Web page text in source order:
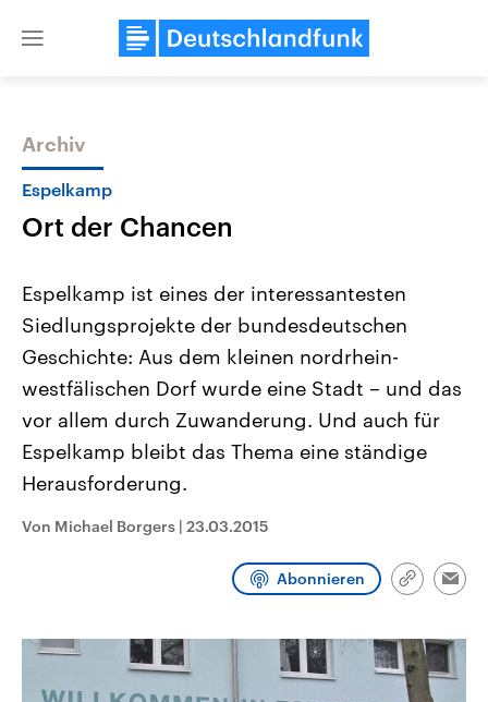
Close
Themen
Landtagswahl Sachsen-Anhalt
2026
Alle Informationen
Sachsen-Anhalt wählt am 6.
September 2026 einen neuen
Landtag. Seit 2021 wird das
Bundesland von einer Koalition aus
Umfragen, Prognosen,
Wahlprogramme, aktuelle Berichte
und Kandidaten der anstehenden
USA
Aktuelle Beiträge,
Hintergründe
Wirtschaftlich und
gehören die Vereinigten
den mächtigsten Ländern
Archiv
Espelkamp
Ort der Chancen
Espelkamp ist eines der interessantesten
Siedlungsprojekte der bundesdeutschen
Geschichte: Aus dem kleinen nordrhein-
westfälischen Dorf wurde eine Stadt – und das
vor allem durch Zuwanderung. Und auch für
Espelkamp bleibt das Thema eine ständige
Herausforderung.
Von Michael Borgers | 23.03.2015
Abonnieren
Link